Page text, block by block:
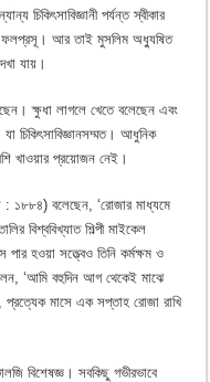
পর্যন্ত স্বীকার
ও ফলপ্রসূ। আর তাই মুসলিম অধ্যুষিত
যায়।
ক্ষুধা লাগলে খেতে বলেছেন এবং
চিকিৎসাবিজ্ঞানসম্মত। আধুনিক
খাওয়ার প্রয়োজন নেই।
: ১৮৮৪) বলেছেন, ‘রোজার মাধ্যমে
বিশ্ববিখ্যাত শিল্পী মাইকেল
হওয়া সত্ত্বেও তিনি কর্মক্ষম ও
‘আমি বহুদিন আগ থেকেই মাঝে
মাসে এক সপ্তাহ রোজা রাখি
বিশেষজ্ঞ। সবকিছু গভীরভাবে